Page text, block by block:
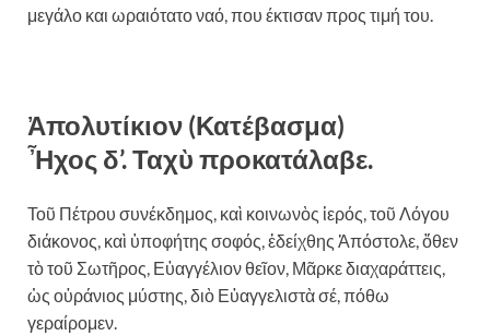
μεγάλο και ωραιότατο ναό, που έκτισαν προς τιμή του.
Ἀπολυτίκιον (Κατέβασμα)
Ἦχος δ’. Ταχὺ προκατάλαβε.
Τοῦ Πέτρου συνέκδημος, καὶ κοινωνὸς ἱερός, τοῦ Λόγου
διάκονος, καὶ ὑποφήτης σοφός, ἐδείχθης Ἀπόστολε, ὅθεν
τὸ τοῦ Σωτῆρος, Εὐαγγέλιον θεῖον, Μᾶρκε διαχαράττεις,
ὡς οὐράνιος μύστης, διὸ Εὐαγγελιστὰ σέ, πόθω
γεραίρομεν.